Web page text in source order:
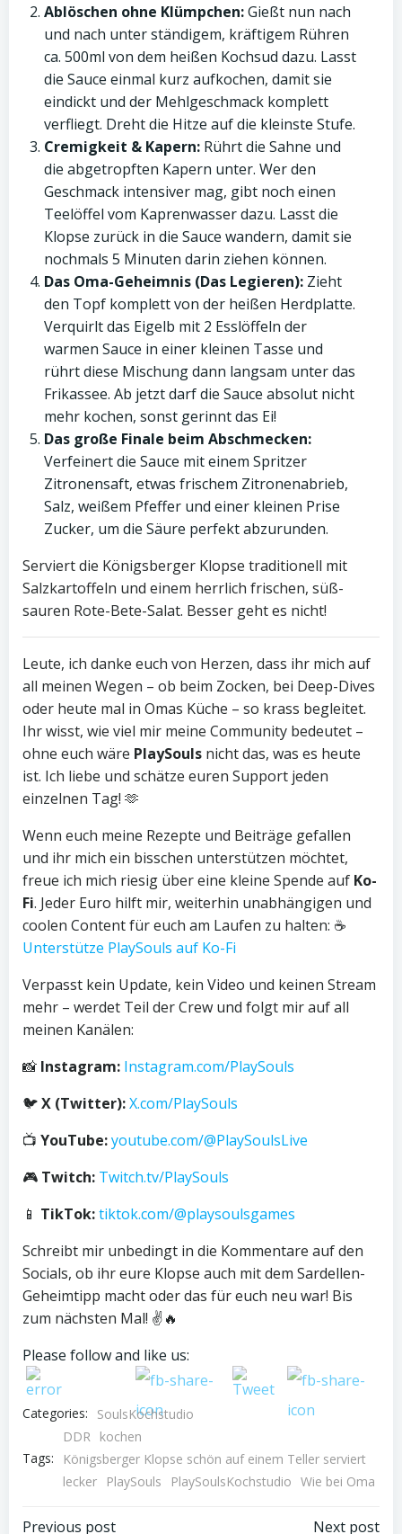
Ablöschen ohne Klümpchen:Gießt nun nach
und nach unter ständigem, kräftigem Rühren
ca. 500ml von dem heißen Kochsud dazu. Lasst
die Sauce einmal kurz aufkochen, damit sie
eindickt und der Mehlgeschmack komplett
verfliegt. Dreht die Hitze auf die kleinste Stufe.
Cremigkeit & Kapern: Rührt die Sahne und
die abgetropften Kapern unter. Wer den
Geschmack intensiver mag, gibt noch einen
Teelöffel vom Kaprenwasser dazu. Lasst die
Klopse zurück in die Sauce wandern, damit sie
nochmals 5 Minuten darin ziehen können.
Das Oma-Geheimnis (Das Legieren): Zieht
den Topf komplett von der heißen Herdplatte.
Verquirlt das Eigelb mit 2 Esslöffeln der
warmen Sauce in einer kleinen Tasse und
rührt diese Mischung dann langsam unter das
Frikassee. Ab jetzt darf die Sauce absolut nicht
mehr kochen, sonst gerinnt das Ei!
Das große Finale beim Abschmecken:
Verfeinert die Sauce mit einem Spritzer
Zitronensaft, etwas frischem Zitronenabrieb,
Salz, weißem Pfeffer und einer kleinen Prise
Zucker, um die Säure perfekt abzurunden.
Serviert die Königsberger Klopse traditionell mit
Salzkartoffeln und einem herrlich frischen, süß-
sauren Rote-Bete-Salat. Besser geht es nicht!
Leute, ich danke euch von Herzen, dass ihr mich auf
all meinen Wegen – ob beim Zocken, bei Deep-Dives
oder heute mal in Omas Küche – so krass begleitet.
Ihr wisst, wie viel mir meine Community bedeutet –
ohne euch wäre PlaySouls nicht das, was es heute
ist. Ich liebe und schätze euren Support jeden
einzelnen Tag! 🫶
Wenn euch meine Rezepte und Beiträge gefallen
und ihr mich ein bisschen unterstützen möchtet,
freue ich mich riesig über eine kleine Spende auf Ko-
Fi. Jeder Euro hilft mir, weiterhin unabhängigen und
coolen Content für euch am Laufen zu halten: ☕
Unterstütze PlaySouls auf Ko-Fi
Verpasst kein Update, kein Video und keinen Stream
mehr – werdet Teil der Crew und folgt mir auf all
meinen Kanälen:
📸 Instagram: Instagram.com/PlaySouls
🐦X (Twitter):X.com/PlaySouls
📺 YouTube:youtube.com/@PlaySoulsLive
🎮 Twitch: Twitch.tv/PlaySouls
📱 TikTok:tiktok.com/@playsoulsgames
Schreibt mir unbedingt in die Kommentare auf den
Socials, ob ihr eure Klopse auch mit dem Sardellen-
Geheimtipp macht oder das für euch neu war! Bis
zum nächsten Mal! ✌️🔥
Please follow and like us:
Categories: SoulsKochstudio
Tags:
DDR
kochen
Königsberger Klopse schön auf einem Teller serviert
lecker
PlaySouls PlaySoulsKochstudio Wie bei Oma
Previous post Next post